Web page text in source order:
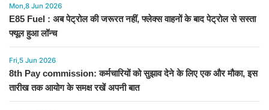
Mon,8 Jun 2026
E85 Fuel : अब पेट्रोल की जरूरत नहीं, फ्लेक्स वाहनों के बाद पेट्रोल से सस्ता
फ्यूल हुआ लॉन्च
Fri,5 Jun 2026
8th Pay commission: कर्मचारियों को सुझाव देने के लिए एक और मौका, इस
तारीख तक आयोग के समक्ष रखें अपनी बात